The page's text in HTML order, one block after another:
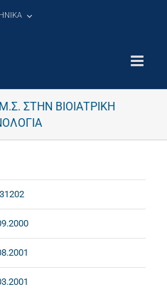
ΣΤΗΝ ΒΙΟΙΑΤΡΙΚΗ